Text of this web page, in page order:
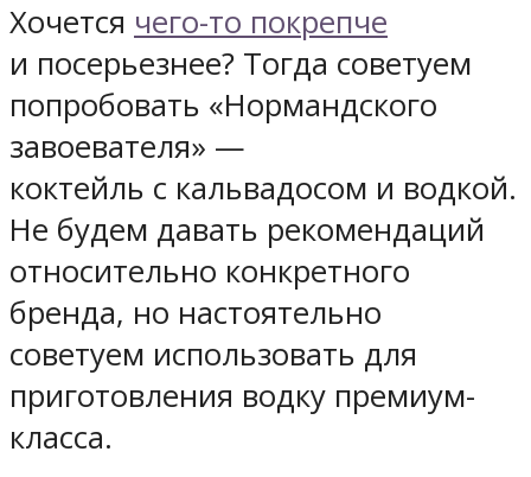
Хочется чего-то покрепче
и посерьезнее? Тогда советуем
попробовать «Нормандского
завоевателя» —
коктейль с кальвадосом и водкой.
Не будем давать рекомендаций
относительно конкретного
бренда, но настоятельно
советуем использовать для
приготовления водку премиум-
класса.